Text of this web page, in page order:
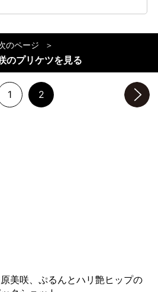
のページ
のプリケツを見る
1 2
美咲、ぷるんとハリ艶ヒップの